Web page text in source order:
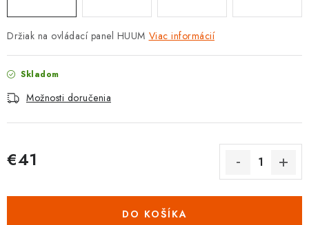
Spôsob dopravy a platby
Vernostný program
Držiak na ovládací panel HUUM Viac informácií
Skladom
Možnosti doručenia
€41
DO KOŠÍKA